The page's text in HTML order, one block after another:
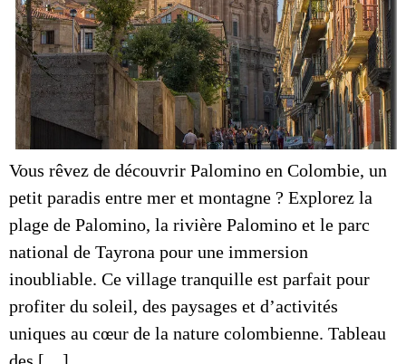
Vous rêvez de découvrir Palomino en Colombie, un
petit paradis entre mer et montagne ? Explorez la
plage de Palomino, la rivière Palomino et le parc
national de Tayrona pour une immersion
inoubliable. Ce village tranquille est parfait pour
profiter du soleil, des paysages et d’activités
uniques au cœur de la nature colombienne. Tableau